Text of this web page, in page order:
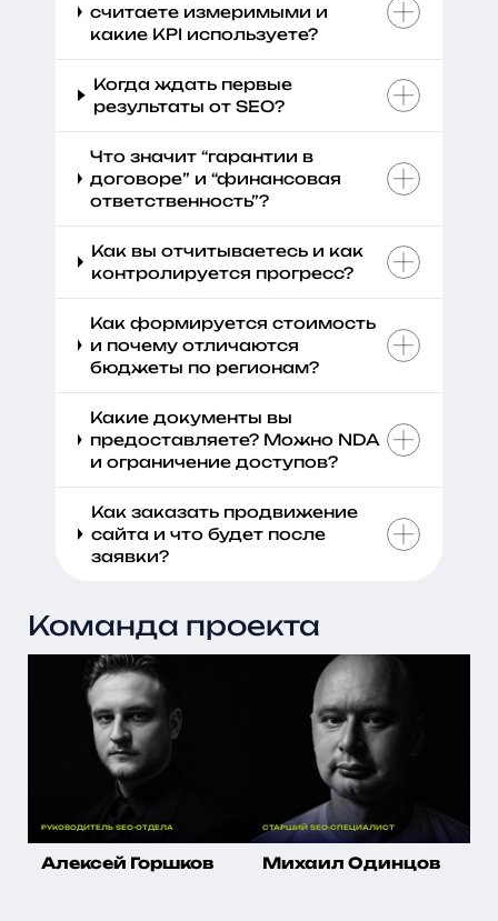
считаете измеримыми и
какие KPI используете?
Когда ждать первые
результаты от SEO?
Что значит “гарантии в
договоре” и “финансовая
ответственность”?
Как вы отчитываетесь и как
контролируется прогресс?
Как формируется стоимость
и почему отличаются
бюджеты по регионам?
Какие документы вы
предоставляете? Можно NDA
и ограничение доступов?
Как заказать продвижение
сайта и что будет после
заявки?
Команда проекта
РУКОВОДИТЕЛЬ SEO-ОТДЕЛА
Алексей Горшков
СТАРШИЙ SEO-СПЕЦИАЛИСТ
Михаил Одинцов